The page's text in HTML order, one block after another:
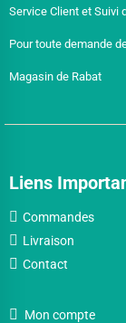
Service Client et Suivi
Pour toute demande
Magasin de Rabat
Liens
Commandes
Livraison
Contact
Mon compte